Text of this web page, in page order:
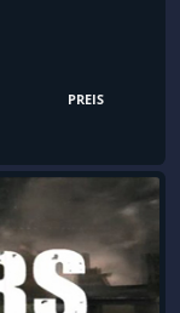
PREIS